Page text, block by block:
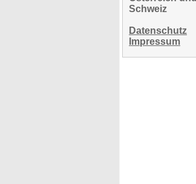
Schweiz
Datenschutz
Impressum